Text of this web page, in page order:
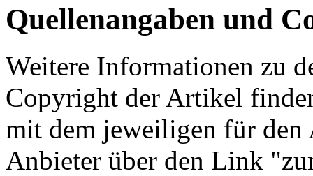
Quellenangaben und
Weitere Informationen zu
Copyright der Artikel
mit dem jeweiligen für
Anbieter über den Link